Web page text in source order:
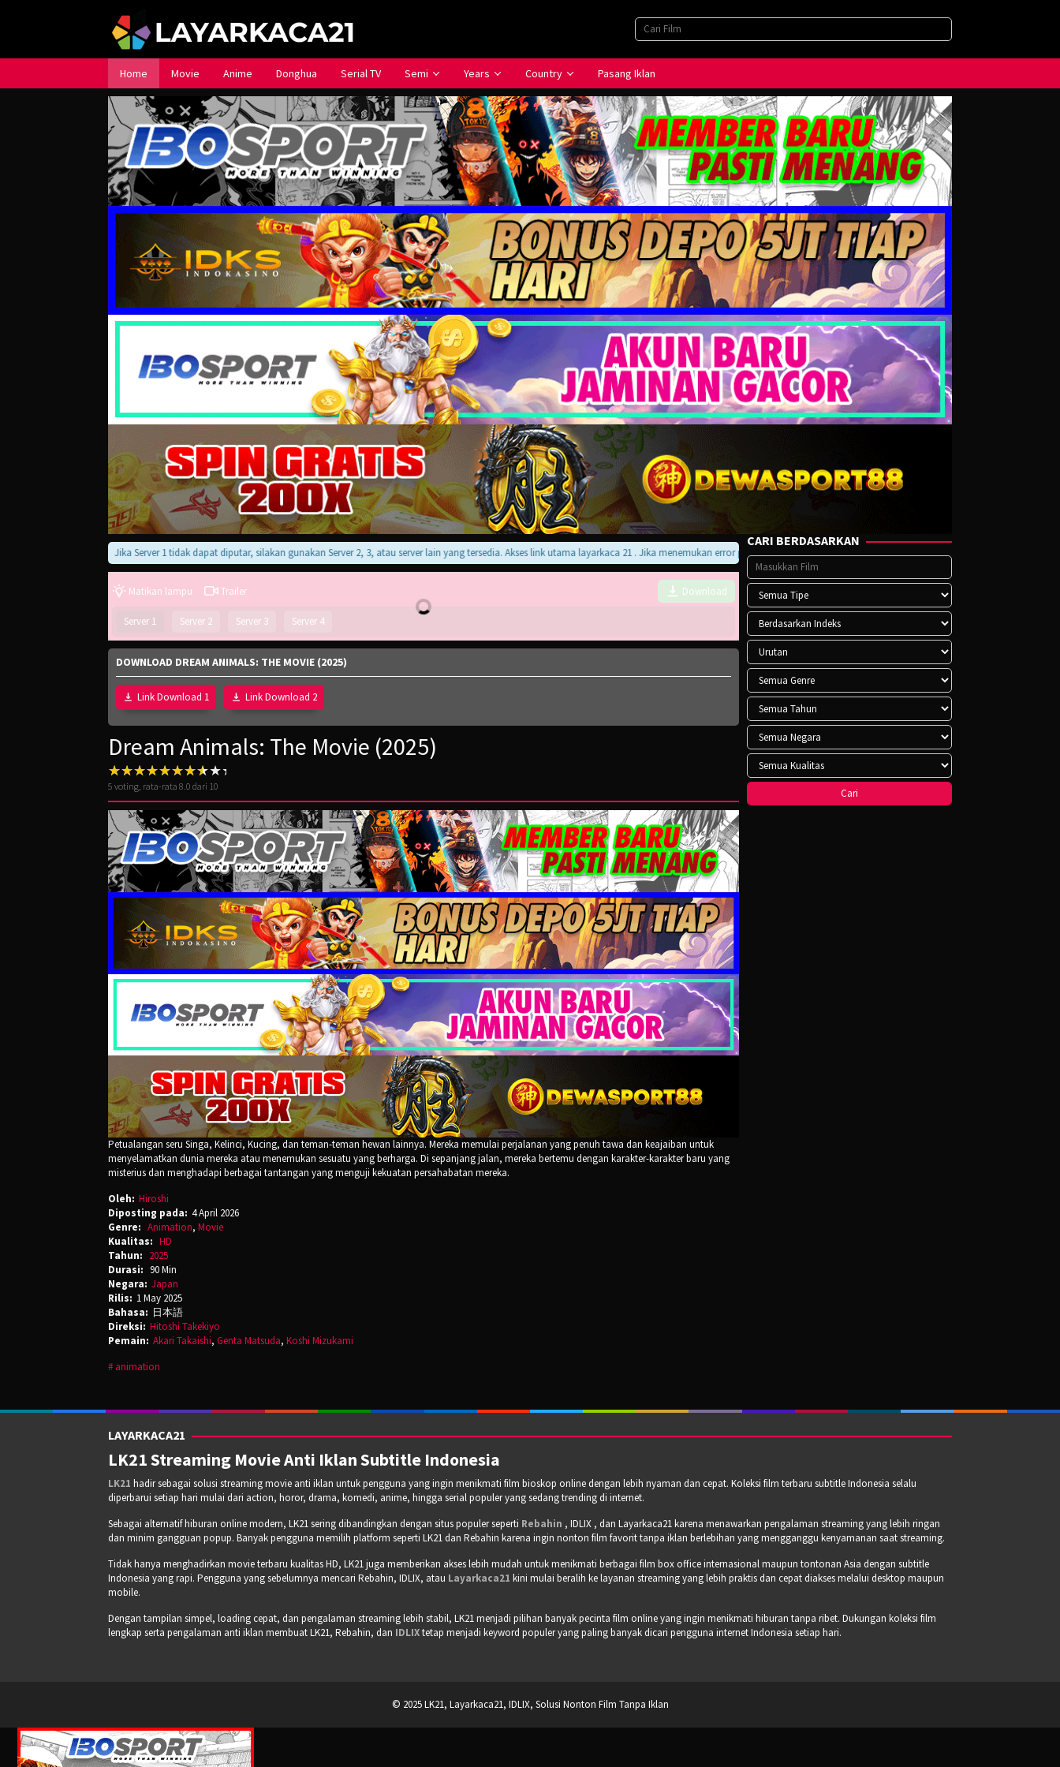
Home Movie Anime Donghua Serial TV Semi Years Country Pasang Iklan
Jika Server 1 tidak dapat diputar, silakan gunakan Server 2, 3, atau server lain yang tersedia. Akses link utama layarkaca 21 . Jika menemukan error pada player atau saat download, hubungi kami di Telegram.
Matikan lampu Trailer Download
Server 1 Server 2 Server 3 Server 4
DOWNLOAD DREAM ANIMALS: THE MOVIE (2025)
Link Download 1 Link Download 2
Dream Animals: The Movie (2025)
5 voting, rata-rata 8.0 dari 10
Petualangan seru Singa, Kelinci, Kucing, dan teman-teman hewan lainnya. Mereka memulai perjalanan yang penuh tawa dan keajaiban untuk
menyelamatkan dunia mereka atau menemukan sesuatu yang berharga. Di sepanjang jalan, mereka bertemu dengan karakter-karakter baru yang
misterius dan menghadapi berbagai tantangan yang menguji kekuatan persahabatan mereka.
Oleh: Hiroshi
Diposting pada: 4 April 2026
Genre: Animation, Movie
Kualitas: HD
Tahun: 2025
Durasi: 90 Min
Negara: Japan
Rilis: 1 May 2025
Bahasa: 日本語
Direksi: Hitoshi Takekiyo
Pemain: Akari Takaishi, Genta Matsuda, Koshi Mizukami
animation
CARI BERDASARKAN
LAYARKACA21
LK21 Streaming Movie Anti Iklan Subtitle Indonesia
LK21 hadir sebagai solusi streaming movie anti iklan untuk pengguna yang ingin menikmati film bioskop online dengan lebih nyaman dan cepat. Koleksi film terbaru subtitle Indonesia selalu
diperbarui setiap hari mulai dari action, horor, drama, komedi, anime, hingga serial populer yang sedang trending di internet.
Sebagai alternatif hiburan online modern, LK21 sering dibandingkan dengan situs populer seperti Rebahin , IDLIX , dan Layarkaca21 karena menawarkan pengalaman streaming yang lebih ringan
dan minim gangguan popup. Banyak pengguna memilih platform seperti LK21 dan Rebahin karena ingin nonton film favorit tanpa iklan berlebihan yang mengganggu kenyamanan saat streaming.
Tidak hanya menghadirkan movie terbaru kualitas HD, LK21 juga memberikan akses lebih mudah untuk menikmati berbagai film box office internasional maupun tontonan Asia dengan subtitle
Indonesia yang rapi. Pengguna yang sebelumnya mencari Rebahin, IDLIX, atau Layarkaca21 kini mulai beralih ke layanan streaming yang lebih praktis dan cepat diakses melalui desktop maupun
mobile.
Dengan tampilan simpel, loading cepat, dan pengalaman streaming lebih stabil, LK21 menjadi pilihan banyak pecinta film online yang ingin menikmati hiburan tanpa ribet. Dukungan koleksi film
lengkap serta pengalaman anti iklan membuat LK21, Rebahin, dan IDLIXtetap menjadi keyword populer yang paling banyak dicari pengguna internet Indonesia setiap hari.
© 2025 LK21, Layarkaca21, IDLIX, Solusi Nonton Film Tanpa Iklan